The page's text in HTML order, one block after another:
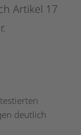
Artikel 17
deutlich